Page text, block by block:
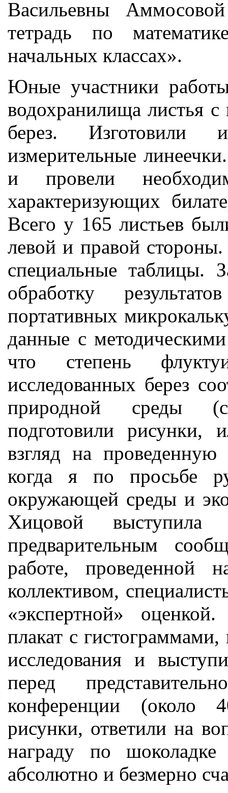
Васильевны
тетрадь по
начальных классах».
Юные участники
водохранилища листья
берез. Изготовили
измерительные
и провели
характеризующих
Всего у 165 листьев
левой и правой
специальные таблицы.
обработку
портативных
данные с
что степень
исследованных берез
природной среды
подготовили рисунки,
взгляд на
когда я по просьбе
окружающей среды и
Хицовой
предварительным
работе, проведенной
коллективом,
«экспертной»
плакат с
исследования и
перед
конференции (около
рисунки, ответили на
награду по
абсолютно и безмерно